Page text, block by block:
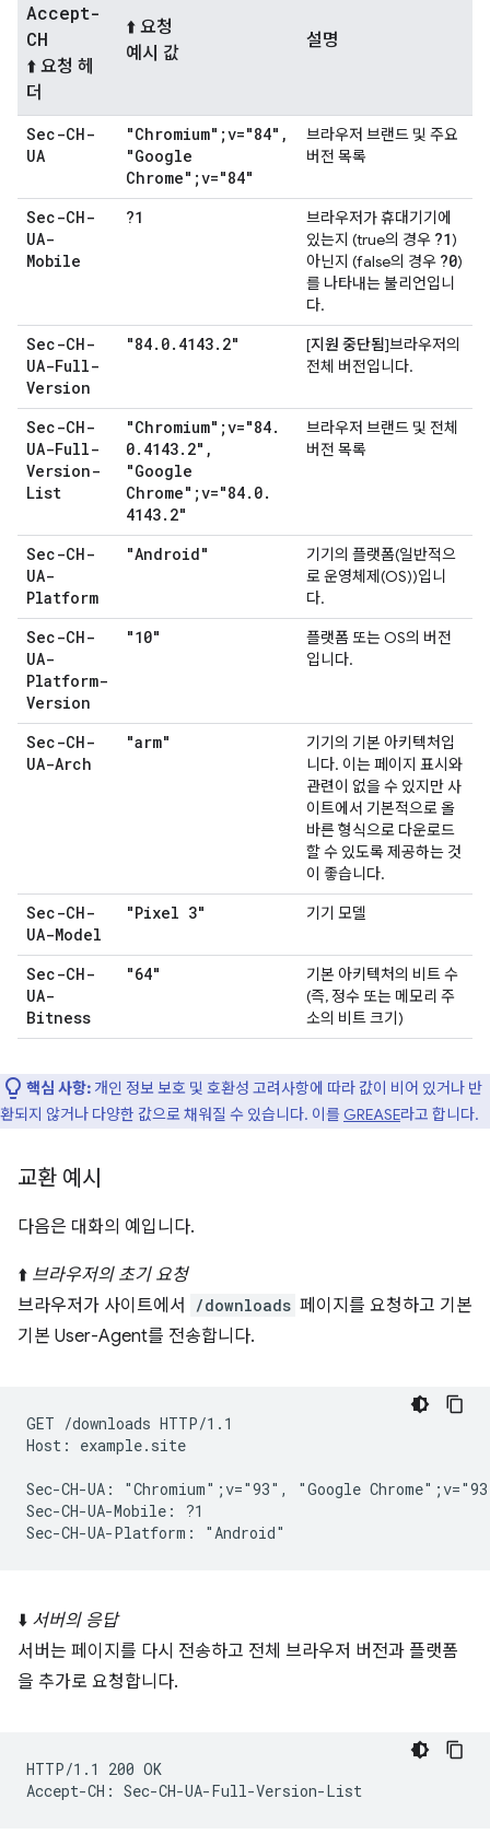
Accept-
CH
⬆️ 요청 헤
더
⬆️ 요청
예시 값
설명
Sec-CH-
UA
"Chromium";v="84" ,
"Google
Chrome";v="84"
브라우저 브랜드 및 주요
버전 목록
Sec-CH-
UA-
Mobile
?1
브라우저가 휴대기기에
있는지 (true의 경우 ?1)
아닌지 (false의 경우 ?0)
를 나타내는 불리언입니
다.
Sec-CH-
UA-Full-
Version
"84. 0. 4143. 2" [지원 중단됨]브라우저의
전체 버전입니다.
Sec-CH-
UA-Full-
Version-
List
"Chromium";v="84.
0. 4143. 2" ,
"Google
Chrome";v="84. 0.
4143. 2"
브라우저 브랜드 및 전체
버전 목록
Sec-CH-
UA-
Platform
"Android"
기기의 플랫폼(일반적으
로 운영체제(OS))입니
다.
Sec-CH-
UA-
Platform-
Version
"10"
플랫폼 또는 OS의 버전
입니다.
Sec-CH-
UA-Arch
"arm"
기기의 기본 아키텍처입
니다. 이는 페이지 표시와
관련이 없을 수 있지만 사
이트에서 기본적으로 올
바른 형식으로 다운로드
할 수 있도록 제공하는 것
이 좋습니다.
Sec-CH-
UA-Model
"Pixel 3" 기기 모델
Sec-CH-
UA-
Bitness
"64"
기본 아키텍처의 비트 수
(즉, 정수 또는 메모리 주
소의 비트 크기)
핵심 사항: 개인 정보 보호 및 호환성 고려사항에 따라 값이 비어 있거나 반
환되지 않거나 다양한 값으로 채워질 수 있습니다. 이를 GREASE라고 합니다.
교환 예시
다음은 대화의 예입니다.
⬆️ 브라우저의 초기 요청
브라우저가 사이트에서
/downloads 페이지를 요청하고 기본
기본 User-Agent를 전송합니다.
GET /downloads HTTP/1.1
Host: example.site
Sec-CH-UA: "Chromium";v="93", "Google
Sec-CH-UA-Mobile: ?1
⬇️ 서버의 응답
서버는 페이지를 다시 전송하고 전체 브라우저 버전과 플랫폼
을 추가로 요청합니다.
HTTP/1.1 200 OK